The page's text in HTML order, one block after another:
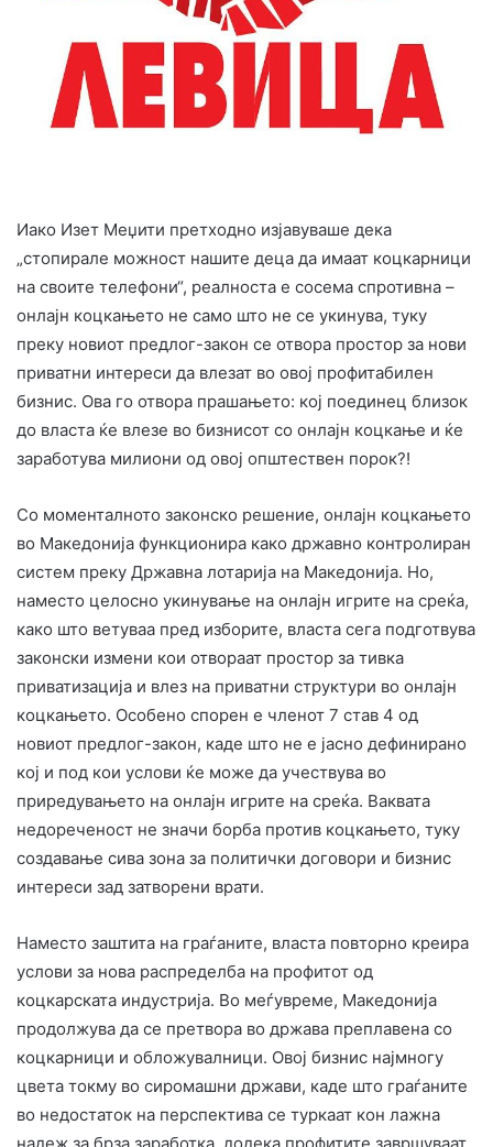
Иако Изет Меџити претходно изјавуваше дека
„стопирале можност нашите деца да имаат коцкарници
на своите телефони“, реалноста е сосема спротивна –
онлајн коцкањето не само што не се укинува, туку
преку новиот предлог-закон се отвора простор за нови
приватни интереси да влезат во овој профитабилен
бизнис. Ова го отвора прашањето: кој поединец близок
до власта ќе влезе во бизнисот со онлајн коцкање и ќе
заработува милиони од овој општествен порок?!
Со моменталното законско решение, онлајн коцкањето
во Македонија функционира како државно контролиран
систем преку Државна лотарија на Македонија. Но,
наместо целосно укинување на онлајн игрите на среќа,
како што ветуваа пред изборите, власта сега подготвува
законски измени кои отвораат простор за тивка
приватизација и влез на приватни структури во онлајн
коцкањето. Особено спорен е членот 7 став 4 од
новиот предлог-закон, каде што не е јасно дефинирано
кој и под кои услови ќе може да учествува во
приредувањето на онлајн игрите на среќа. Ваквата
недореченост не значи борба против коцкањето, туку
создавање сива зона за политички договори и бизнис
интереси зад затворени врати.
Наместо заштита на граѓаните, власта повторно креира
услови за нова распределба на профитот од
коцкарската индустрија. Во меѓувреме, Македонија
продолжува да се претвора во држава преплавена со
коцкарници и обложувалници. Овој бизнис најмногу
цвета токму во сиромашни држави, каде што граѓаните
во недостаток на перспектива се туркаат кон лажна